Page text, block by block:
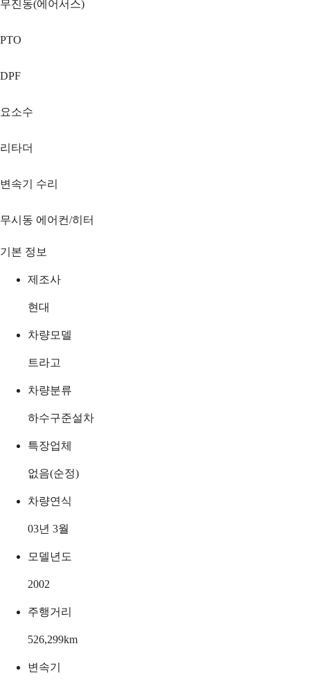
무진동(에어서스)
PTO
DPF
요소수
리타더
변속기 수리
무시동 에어컨/히터
기본 정보
제조사
현대
차량모델
트라고
차량분류
하수구준설차
특장업체
없음(순정)
차량연식
03년 3월
모델년도
2002
주행거리
526,299km
변속기